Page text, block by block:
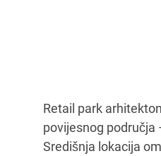
Retail park
povijesnog
Središnja lokacija